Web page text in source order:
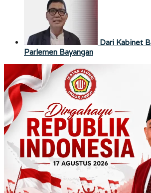
Dari Kabinet
Parlemen Bayangan